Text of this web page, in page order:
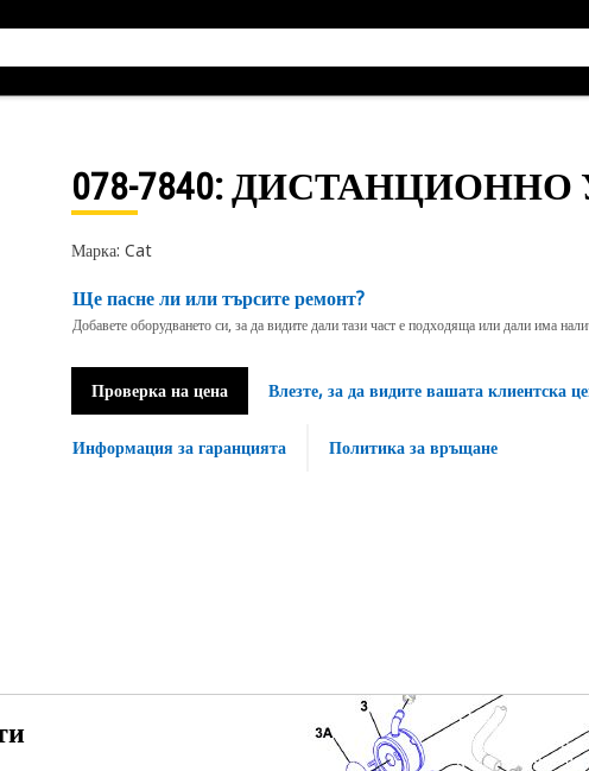
078-7840: ДИСТАНЦИОННО
Марка: Cat
Ще пасне ли или търсите ремонт?
Добавете оборудването си, за да видите дали тази част е подходяща или дали има
Проверка на цена Влезте, за да видите вашата клиентска
Информация за гаранцията Политика за връщане